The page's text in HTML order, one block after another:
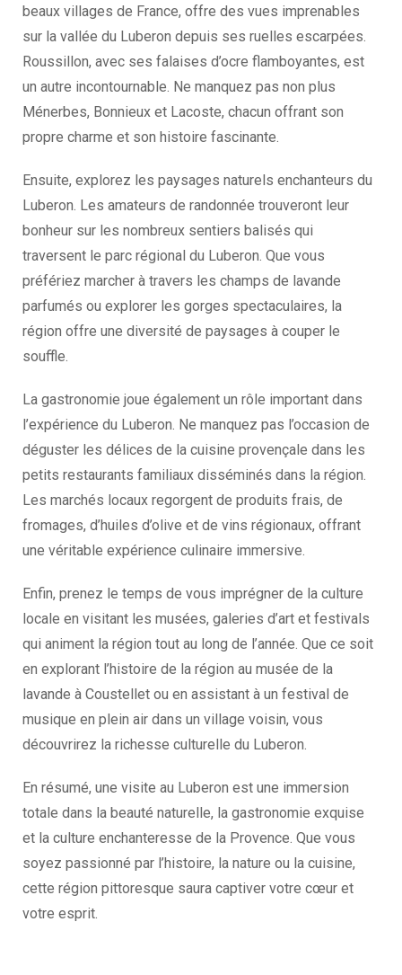
beaux villages de France, offre des vues imprenables
sur la vallée du Luberon depuis ses ruelles escarpées.
Roussillon, avec ses falaises d’ocre flamboyantes, est
un autre incontournable. Ne manquez pas non plus
Ménerbes, Bonnieux et Lacoste, chacun offrant son
propre charme et son histoire fascinante.
Ensuite, explorez les paysages naturels enchanteurs du
Luberon. Les amateurs de randonnée trouveront leur
bonheur sur les nombreux sentiers balisés qui
traversent le parc régional du Luberon. Que vous
préfériez marcher à travers les champs de lavande
parfumés ou explorer les gorges spectaculaires, la
région offre une diversité de paysages à couper le
souffle.
La gastronomie joue également un rôle important dans
l’expérience du Luberon. Ne manquez pas l’occasion de
déguster les délices de la cuisine provençale dans les
petits restaurants familiaux disséminés dans la région.
Les marchés locaux regorgent de produits frais, de
fromages, d’huiles d’olive et de vins régionaux, offrant
une véritable expérience culinaire immersive.
Enfin, prenez le temps de vous imprégner de la culture
locale en visitant les musées, galeries d’art et festivals
qui animent la région tout au long de l’année. Que ce soit
en explorant l’histoire de la région au musée de la
lavande à Coustellet ou en assistant à un festival de
musique en plein air dans un village voisin, vous
découvrirez la richesse culturelle du Luberon.
En résumé, une visite au Luberon est une immersion
totale dans la beauté naturelle, la gastronomie exquise
et la culture enchanteresse de la Provence. Que vous
soyez passionné par l’histoire, la nature ou la cuisine,
cette région pittoresque saura captiver votre cœur et
votre esprit.